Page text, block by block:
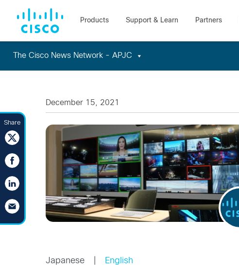
The Cisco News Network - APJC
December 15, 2021
Japanese | English
Share